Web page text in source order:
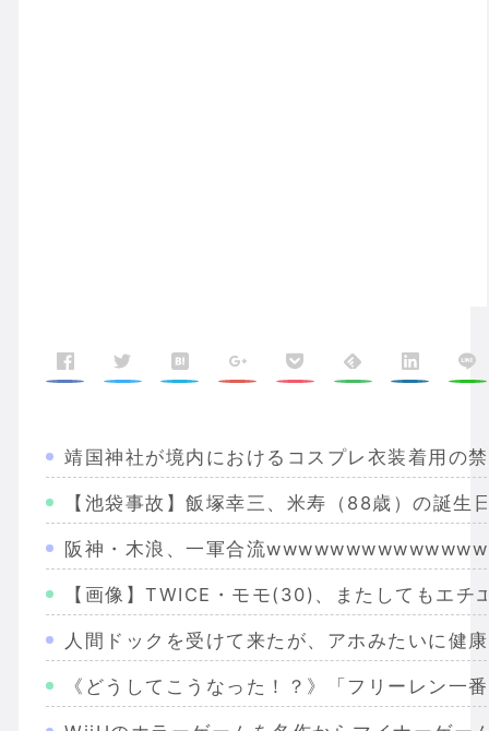
靖国神社が境内におけるコスプレ衣装着用の
【池袋事故】飯塚幸三、米寿（88歳）の誕
阪神・木浪、一軍合流
【画像】TWICE・モモ(30)、またしてもエチ
人間ドックを受けて来たが、アホみたいに健
《どうしてこうなった！？》「フリーレン